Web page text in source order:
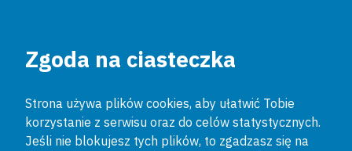
Zgoda na ciasteczka
Strona używa plików cookies, aby ułatwić Tobie
korzystanie z serwisu oraz do celów statystycznych.
Jeśli nie blokujesz tych plików, to zgadzasz się na